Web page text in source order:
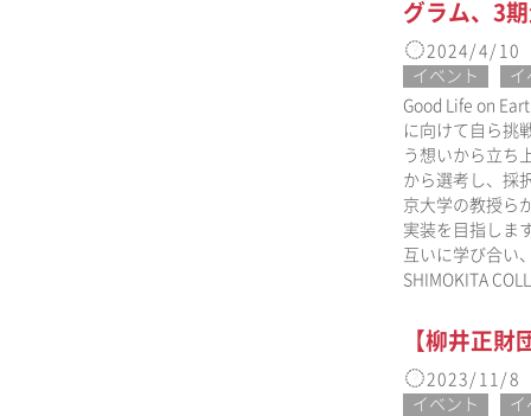
グラム、3
2024/4/10
イベント
イ
Good Life on
に向けて自ら挑
う想いから立ち
から選考し、採
京大学の教授ら
実装を目指しま
互いに学び合い
SHIMOKITA
【柳井正
2023/11/8
イベント
イ